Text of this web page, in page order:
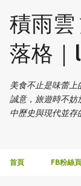
積雨雲
落格
美食不止是味蕾
誠意，旅遊時不妨
中歷史與現代並存
首頁 FB粉絲頁